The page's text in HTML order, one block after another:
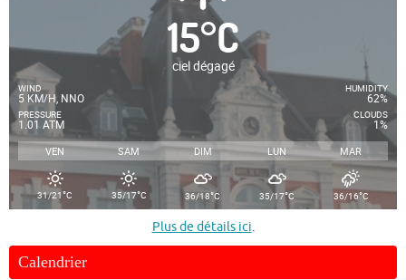
15°C
ciel dégagé
WIND
5 KM/H, NNO
PRESSURE
1.01 ATM
HUMIDITY
62%
CLOUDS
1%
VEN SAM DIM LUN MAR
31/21°C 35/17°C 36/18°C 35/17°C 36/16°C
Plus de détails ici.
Calendrier